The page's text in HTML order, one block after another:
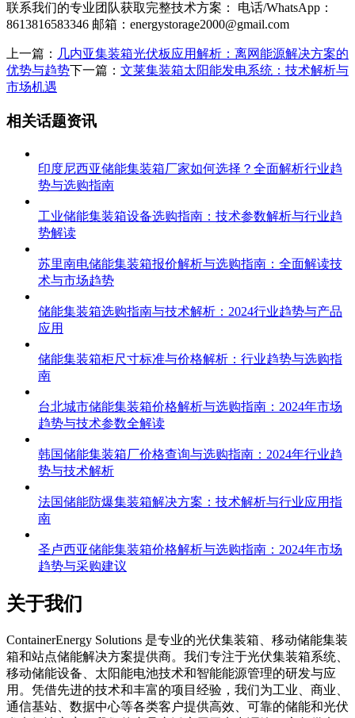
联系我们的专业团队获取完整技术方案： 电话/WhatsApp：
8613816583346 邮箱： energystorage2000@gmail.com
上一篇： 几内亚集装箱光伏板应用解析：离网能源解决方案的
优势与趋势下一篇： 文莱集装箱太阳能发电系统：技术解析与
市场机遇
相关话题资讯
印度尼西亚储能集装箱厂家如何选择？全面解析行业趋
势与选购指南
工业储能集装箱设备选购指南：技术参数解析与行业趋
势解读
苏里南电储能集装箱报价解析与选购指南：全面解读技
术与市场趋势
储能集装箱选购指南与技术解析：2024行业趋势与产品
应用
储能集装箱柜尺寸标准与价格解析：行业趋势与选购指
南
台北城市储能集装箱价格解析与选购指南：2024年市场
趋势与技术参数全解读
韩国储能集装箱厂价格查询与选购指南：2024年行业趋
势与技术解析
法国储能防爆集装箱解决方案：技术解析与行业应用指
南
圣卢西亚储能集装箱价格解析与选购指南：2024年市场
趋势与采购建议
关于我们
ContainerEnergy Solutions 是专业的光伏集装箱、移动储能集装
箱和站点储能解决方案提供商。我们专注于光伏集装箱系统、
移动储能设备、太阳能电池技术和智能能源管理的研发与应
用。凭借先进的技术和丰富的项目经验，我们为工业、商业、
通信基站、数据中心等各类客户提供高效、可靠的储能和光伏